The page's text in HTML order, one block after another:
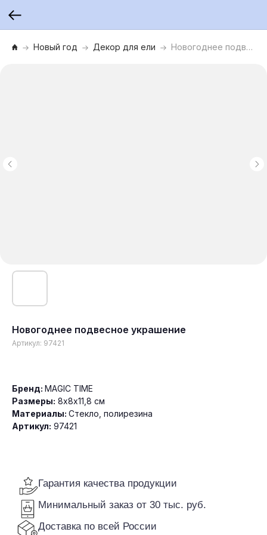
Новый год Декор для ели Новогоднее подвесное украшение
Новогоднее подвесное украшение
Артикул: 97421
Бренд: MAGIC TIME
Размеры: 8х8х11,8 см
Материалы: Стекло, полирезина
Артикул: 97421
Гарантия качества продукции